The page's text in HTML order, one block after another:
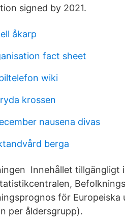
signed by 2021.
åkarp
fact sheet
wiki
krossen
nausena divas
berga
Innehållet tillgängligt
för Europeiska
per åldersgrupp).